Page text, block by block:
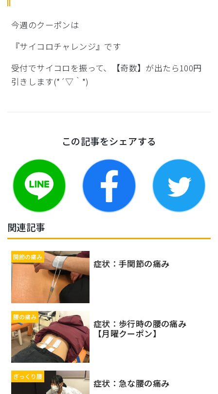
今週のクーポンは
『サイコロチャレンジ』です
受付でサイコロを振って、【奇数】が出たら100円
引きします(*´▽｀*)
この記事をシェアする
関連記事
関節の痛み
症状：手関節の痛み
腰の痛み
症状：歩行時の腰の痛み
【月曜クーポン】
ぎっくり腰
症状：急な腰の痛み